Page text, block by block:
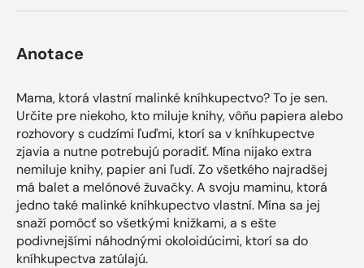
Anotace
Mama, ktorá vlastní malinké kníhkupectvo? To je sen.
Určite pre niekoho, kto miluje knihy, vôňu papiera alebo
rozhovory s cudzími ľuďmi, ktorí sa v kníhkupectve
zjavia a nutne potrebujú poradiť. Mína nijako extra
nemiluje knihy, papier ani ľudí. Zo všetkého najradšej
má balet a melónové žuvačky. A svoju maminu, ktorá
jedno také malinké kníhkupectvo vlastní. Mína sa jej
snaží pomôcť so všetkými knižkami, a s ešte
podivnejšími náhodnými okoloidúcimi, ktorí sa do
kníhkupectva zatúlajú.